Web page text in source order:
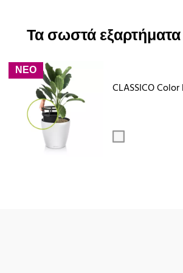
Τα σωστά εξαρτήματα
ΝΕΟ
CLASSICO Color